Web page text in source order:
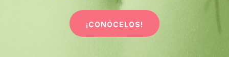
¡CONÓCELOS!